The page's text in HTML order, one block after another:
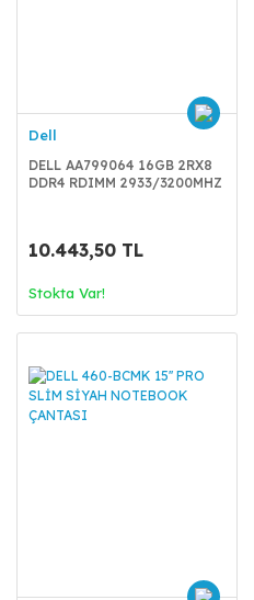
Dell
DELL AA799064 16GB 2RX8
DDR4 RDIMM 2933/3200MHZ
10.443,50 TL
Stokta Var!